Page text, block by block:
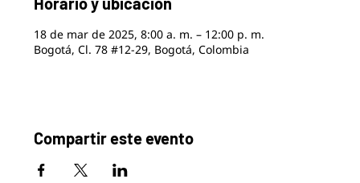
18 de mar de 2025, 8:00 a. m. – 12:00 p. m.
Bogotá, Cl. 78 #12-29, Bogotá, Colombia
Compartir este evento